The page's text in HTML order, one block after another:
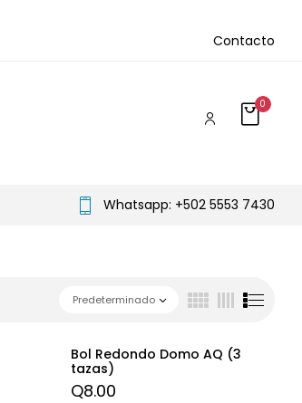
Contacto
0
Whatsapp: +502 5553 7430
Predeterminado
Bol Redondo Domo AQ (3
tazas)
Q8.00